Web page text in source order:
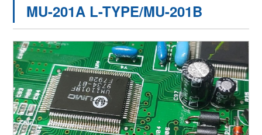
MU-201A L-TYPE/MU-201B